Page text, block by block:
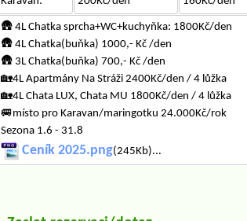
🛖 4L Chatka sprcha+WC+kuchyňka: 1800Kč/den
🛖 4L Chatka(buňka) 1000,- Kč /den
🛖 3L Chatka(buňka) 700,- Kč /den
🏡4L Apartmány Na Stráži 2400Kč/den / 4 lůžka
🏡4L Chata LUX, Chata MU 1800Kč/den / 4 lůžka
🚐místo pro Karavan/maringotku 24.000Kč/rok
Sezona 1.6 - 31.8
Ceník 2025.png(245Kb)...